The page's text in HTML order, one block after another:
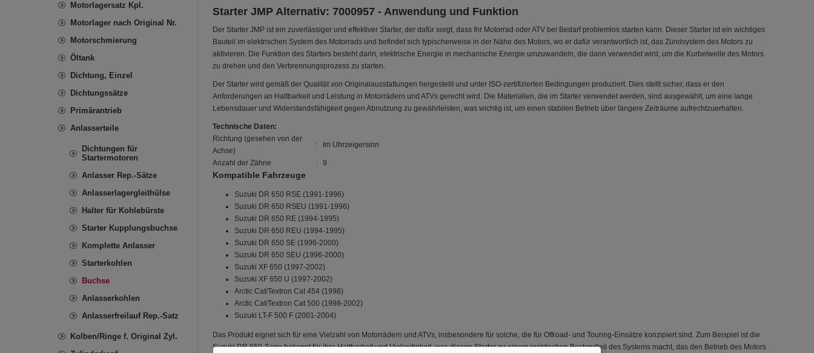
Starter JMP Alternativ: 7000957 - Anwendung und Funktion
Der Starter JMP ist ein zuverlässiger und effektiver Starter, der dafür sorgt, dass Ihr Motorrad oder ATV bei Bedarf problemlos starten kann. Dieser Starter ist ein wichtiges
Bauteil im elektrischen System des Motorrads und befindet sich typischerweise in der Nähe des Motors, wo er dafür verantwortlich ist, das Zündsystem des Motors zu
aktivieren. Die Funktion des Starters besteht darin, elektrische Energie in mechanische Energie umzuwandeln, die dann verwendet wird, um die Kurbelwelle des Motors
zu drehen und den Verbrennungsprozess zu starten.
Der Starter wird gemäß der Qualität von Originalausstattungen hergestellt und unter ISO-zertifizierten Bedingungen produziert. Dies stellt sicher, dass er den
Anforderungen an Haltbarkeit und Leistung in Motorrädern und ATVs gerecht wird. Die Materialien, die im Starter verwendet werden, sind ausgewählt, um eine lange
Lebensdauer und Widerstandsfähigkeit gegen Abnutzung zu gewährleisten, was wichtig ist, um einen stabilen Betrieb über längere Zeiträume aufrechtzuerhalten.
Technische Daten:
Richtung (gesehen von der
Achse)
: Im Uhrzeigersinn
Anzahl der Zähne : 9
Kompatible Fahrzeuge
Suzuki DR 650 RSE (1991-1996)
Suzuki DR 650 RSEU (1991-1996)
Suzuki DR 650 RE (1994-1995)
Suzuki DR 650 REU (1994-1995)
Suzuki DR 650 SE (1996-2000)
Suzuki DR 650 SEU (1996-2000)
Suzuki XF 650 (1997-2002)
Suzuki XF 650 U (1997-2002)
Arctic Cat/Textron Cat 454 (1998)
Arctic Cat/Textron Cat 500 (1998-2002)
Suzuki LT-F 500 F (2001-2004)
Das Produkt eignet sich für eine Vielzahl von Motorrädern und ATVs, insbesondere für solche, die für Offroad- und Touring-Einsätze konzipiert sind. Zum Beispiel ist die
Suzuki DR 650-Serie bekannt für ihre Haltbarkeit und Vielseitigkeit, was diesen Starter zu einem praktischen Bestandteil des Systems macht, das den Betrieb des Motors
Motorlagersatz Kpl.
Motorlager nach Original Nr.
Motorschmierung
Öltank
Dichtung, Einzel
Dichtungssätze
Primärantrieb
Anlasserteile
Dichtungen für
Startermotoren
Anlasser Rep.-Sätze
Anlasserlagergleithülse
Halter für Kohlebürste
Starter Kupplungsbuchse
Komplette Anlasser
Starterkohlen
Buchse
Anlasserkohlen
Anlasserfreilauf Rep.-Satz
Kolben/Ringe f. Original Zyl.